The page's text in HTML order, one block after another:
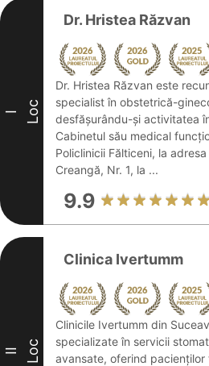
I Loc
Dr. Hristea Răzvan
Dr. Hristea Răzvan este
specialist în obstetrică-
desfășurându-și activitatea
Cabinetul său medical
Policlinicii Fălticeni, la
Creangă, Nr. 1, la ...
9.9
II Loc
Clinica Ivertumm
Clinicile Ivertumm din
specializate în servicii
avansate, oferind pacienților